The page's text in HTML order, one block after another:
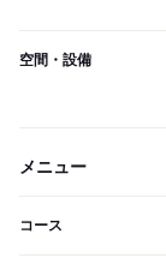
空間・設備
メニュー
コース